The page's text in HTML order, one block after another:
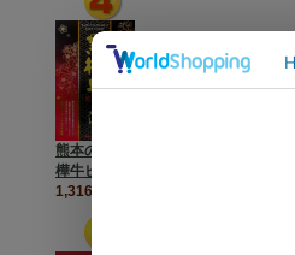
熊本の杉本本店が誇る【黒
樺牛ビーフカレー】
1,316円（税込）円